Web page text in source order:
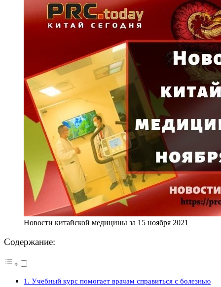
Новости китайской медицины за 15 ноября 2021
Содержание:
1. Учебный курс помогает врачам справиться с болезнью